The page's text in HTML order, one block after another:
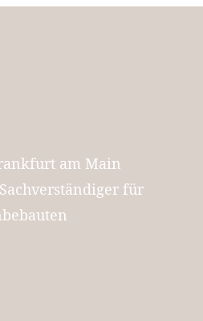
am Main
für